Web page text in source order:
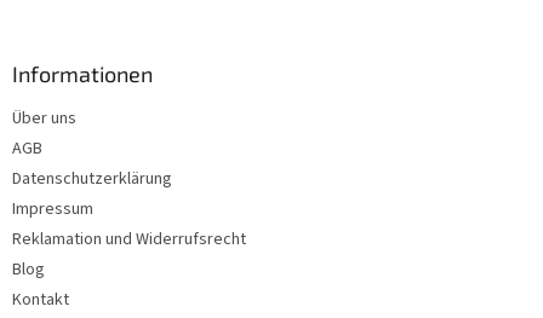
Informationen
Über uns
AGB
Datenschutzerklärung
Impressum
Reklamation und Widerrufsrecht
Blog
Kontakt